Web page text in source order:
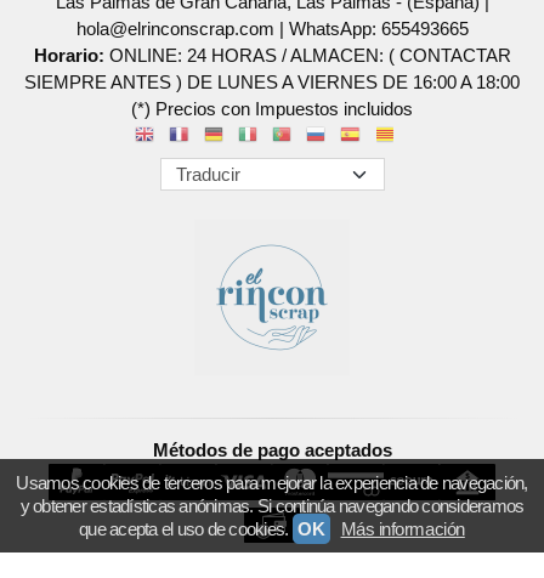
hola@elrinconscrap.com | WhatsApp: 655493665
Horario: ONLINE: 24 HORAS / ALMACEN: ( CONTACTAR
SIEMPRE ANTES ) DE LUNES A VIERNES DE 16:00 A 18:00
(*) Precios con Impuestos incluidos
Métodos de pago aceptados
Usamos cookies de terceros para mejorar la experiencia de navegación,
y obtener estadísticas anónimas. Si continúa navegando consideramos
que acepta el uso de cookies. OK Más información